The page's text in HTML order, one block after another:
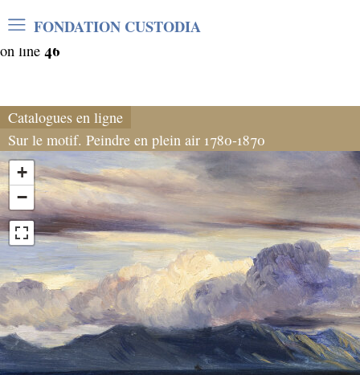
Warning: Undefined array key "var_mode" in
/home/clients/06cf3fb6db0bf3383064f508e4e3b220/
on line 46
FONDATION CUSTODIA
Catalogues en ligne
Sur le motif. Peindre en plein air 1780-1870
+
−